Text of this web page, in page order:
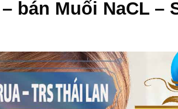
bán Muối NaCL –